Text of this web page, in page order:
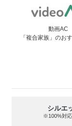
動画AC
「複合家族」のお
シルエ
※100%対応